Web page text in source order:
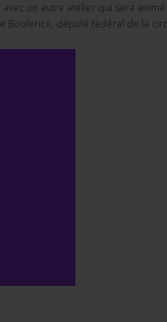
un autre atelier qui sera animé
Boulerice, député fédéral de la